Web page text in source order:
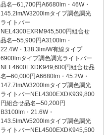
品名─61,700円A6680lm・46W・
145.2lm/W3200lmタイプ調色調光
ライトバー
NEL4300EXRM945,500円組合せ
品名─55,900円A3100lm・
22.4W・138.3lm/W有線タイプ
6900lmタイプ調色調光ライトバー
NEL4600EXDK949,600円組合せ品
名─60,000円A6680lm・45.2W・
147.7lm/W3200lmタイプ調色調光
ライトバーNEL4300EXDK939,800
円組合せ品名─50,200円
B3100lm・21.6W・
143.5lm/W5200lmタイプ調色調光
ライトバーNEL4500EXDK945,500